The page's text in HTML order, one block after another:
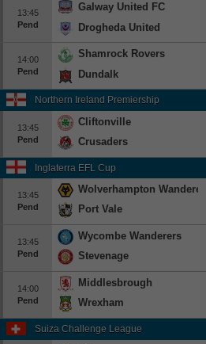
13:45
Pend
Galway United FC
Drogheda United
14:00
Pend
Shamrock Rovers
Dundalk
Northern Ireland Premiership
13:45
Pend
Cliftonville
Crusaders
Inglaterra EFL Cup
13:45
Pend
Wolverhampton Wanderers
Port Vale
13:45
Pend
Wycombe Wanderers
Stevenage
14:00
Pend
Middlesbrough
Wrexham
Suiza Challenge League